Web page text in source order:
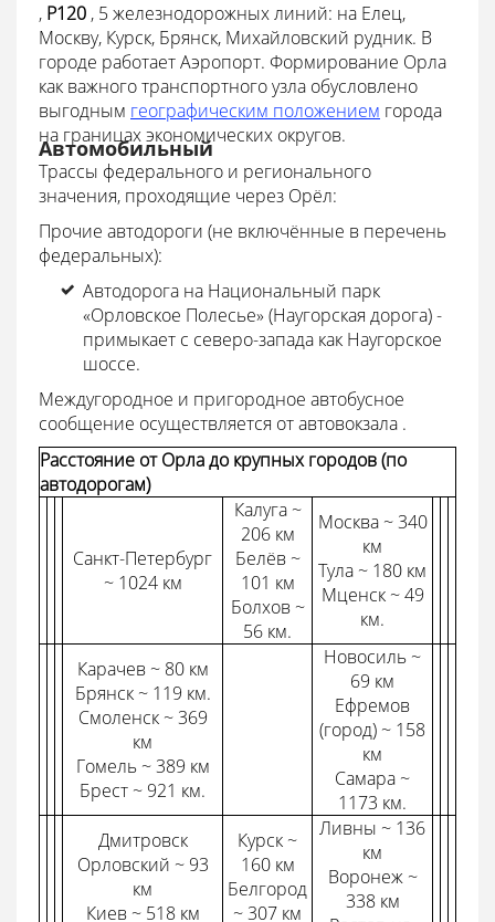
, Р120 , 5 железнодорожных линий: на Елец,
Москву, Курск, Брянск, Михайловский рудник. В
городе работает Аэропорт. Формирование Орла
как важного транспортного узла обусловлено
выгодным географическим положением города
на границах экономических округов.
Автомобильный
Трассы федерального и регионального
значения, проходящие через Орёл:
Прочие автодороги (не включённые в перечень
федеральных):
Автодорога на Национальный парк
«Орловское Полесье» (Наугорская дорога) -
примыкает с северо-запада как Наугорское
шоссе.
Междугородное и пригородное автобусное
сообщение осуществляется от автовокзала .
Расстояние от Орла до крупных городов (по
автодорогам)
Санкт-Петербург
~ 1024 км
Калуга ~
206 км
Белёв ~
101 км
Болхов ~
56 км.
Москва ~ 340
км
Тула ~ 180 км
Мценск ~ 49
км.
Карачев ~ 80 км
Брянск ~ 119 км.
Смоленск ~ 369
км
Гомель ~ 389 км
Брест ~ 921 км.
Новосиль ~
69 км
Ефремов
(город) ~ 158
км
Самара ~
1173 км.
Дмитровск
Орловский ~ 93
км
Киев ~ 518 км
Курск ~
160 км
Белгород
~ 307 км
Ливны ~ 136
км
Воронеж ~
338 км